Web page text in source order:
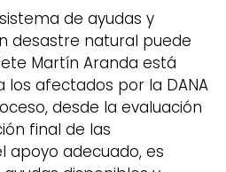
de ayudas y
desastre natural puede
Martín Aranda está
los afectados por la DANA
desde la evaluación
final de las
apoyo adecuado, es